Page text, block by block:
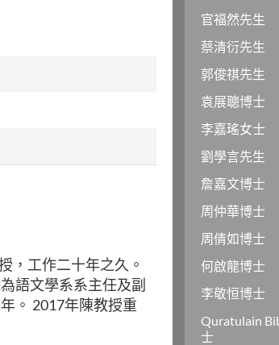
，工作二十年之久。
語文學系系主任及副
。 2017年陳教授重
官福然先生
蔡清衍先生
郭俊祺先生
袁展聰博士
李嘉瑤女士
劉學言先生
詹嘉文博士
周仲華博士
周倩如博士
何啟龍博士
李敬恒博士
Quratulain
士